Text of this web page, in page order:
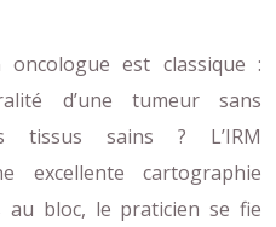
est classique :
d’une tumeur sans
tissus sains ? L’IRM
excellente cartographie
au bloc, le praticien se fie